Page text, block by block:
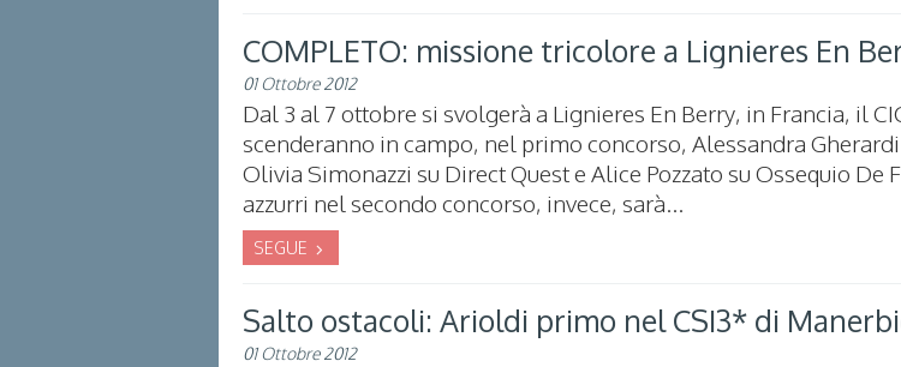
COMPLETO: missione tricolore a Lignieres En
01 Ottobre 2012
Dal 3 al 7 ottobre si svolgerà a Lignieres En Berry, in Francia, il
scenderanno in campo, nel primo concorso, Alessandra
Olivia Simonazzi su Direct Quest e Alice Pozzato su Ossequio
azzurri nel secondo concorso, invece, sarà...
SEGUE
Salto ostacoli: Arioldi primo nel CSI3* di
01 Ottobre 2012